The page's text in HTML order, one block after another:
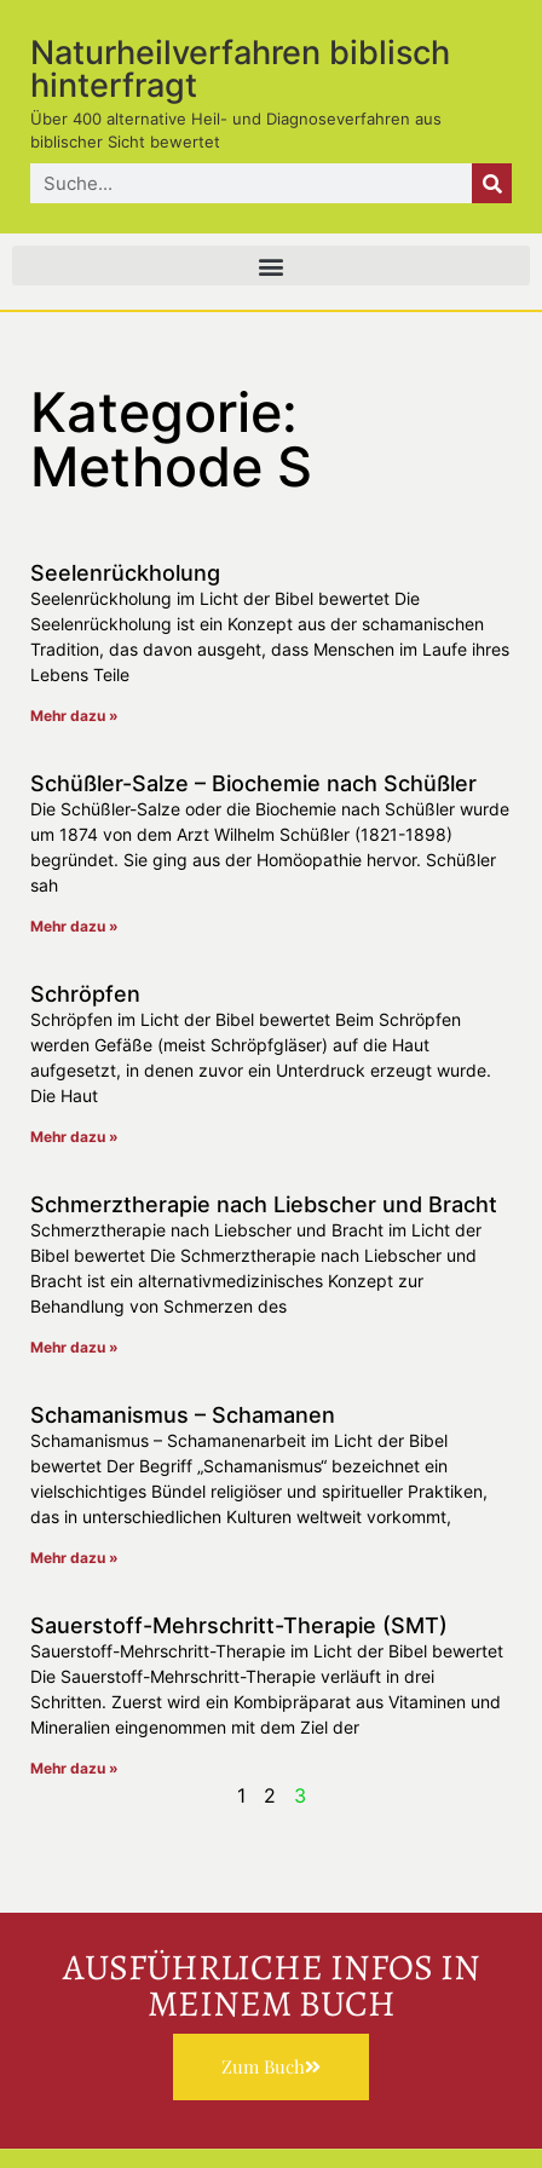
Naturheilverfahren biblisch
hinterfragt
Über 400 alternative Heil- und Diagnoseverfahren aus
biblischer Sicht bewertet
Kategorie:
Methode S
Seelenrückholung
Seelenrückholung im Licht der Bibel bewertet Die
Seelenrückholung ist ein Konzept aus der schamanischen
Tradition, das davon ausgeht, dass Menschen im Laufe ihres
Lebens Teile
Mehr dazu »
Schüßler-Salze – Biochemie nach Schüßler
Die Schüßler-Salze oder die Biochemie nach Schüßler wurde
um 1874 von dem Arzt Wilhelm Schüßler (1821-1898)
begründet. Sie ging aus der Homöopathie hervor. Schüßler
sah
Mehr dazu »
Schröpfen
Schröpfen im Licht der Bibel bewertet Beim Schröpfen
werden Gefäße (meist Schröpfgläser) auf die Haut
aufgesetzt, in denen zuvor ein Unterdruck erzeugt wurde.
Die Haut
Mehr dazu »
Schmerztherapie nach Liebscher und Bracht
Schmerztherapie nach Liebscher und Bracht im Licht der
Bibel bewertet Die Schmerztherapie nach Liebscher und
Bracht ist ein alternativmedizinisches Konzept zur
Behandlung von Schmerzen des
Mehr dazu »
Schamanismus – Schamanen
Schamanismus – Schamanenarbeit im Licht der Bibel
bewertet Der Begriff „Schamanismus“ bezeichnet ein
vielschichtiges Bündel religiöser und spiritueller Praktiken,
das in unterschiedlichen Kulturen weltweit vorkommt,
Mehr dazu »
Sauerstoff-Mehrschritt-Therapie (SMT)
Sauerstoff-Mehrschritt-Therapie im Licht der Bibel bewertet
Die Sauerstoff-Mehrschritt-Therapie verläuft in drei
Schritten. Zuerst wird ein Kombipräparat aus Vitaminen und
Mineralien eingenommen mit dem Ziel der
Mehr dazu »
1 2 3
AUSFÜHRLICHE INFOS IN
MEINEM BUCH
Zum Buch